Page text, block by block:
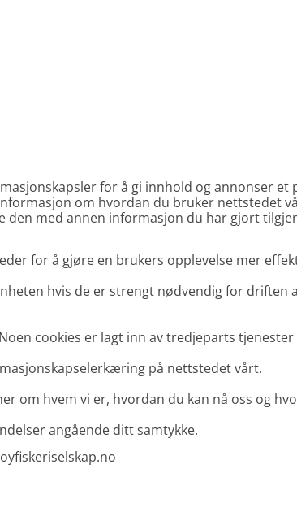
for å gi innhold og annonser
om hvordan du bruker nettstedet
den med annen informasjon du har gjort
for å gjøre en brukers opplevelse mer
hvis de er strengt nødvendig for driften
cookies er lagt inn av tredjeparts tjenester
på nettstedet vårt.
om hvem vi er, hvordan du kan nå oss og
angående ditt samtykke.